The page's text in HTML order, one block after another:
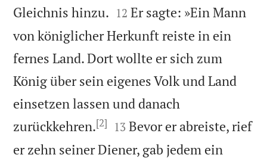
Gleichnis hinzu. 

12 Er sagte: »Ein Mann
von königlicher Herkunft reiste in ein
fernes Land. Dort wollte er sich zum
König über sein eigenes Volk und Land
einsetzen lassen und danach
zurückkehren.[2] 

13 Bevor er abreiste, rief
er zehn seiner Diener, gab jedem ein